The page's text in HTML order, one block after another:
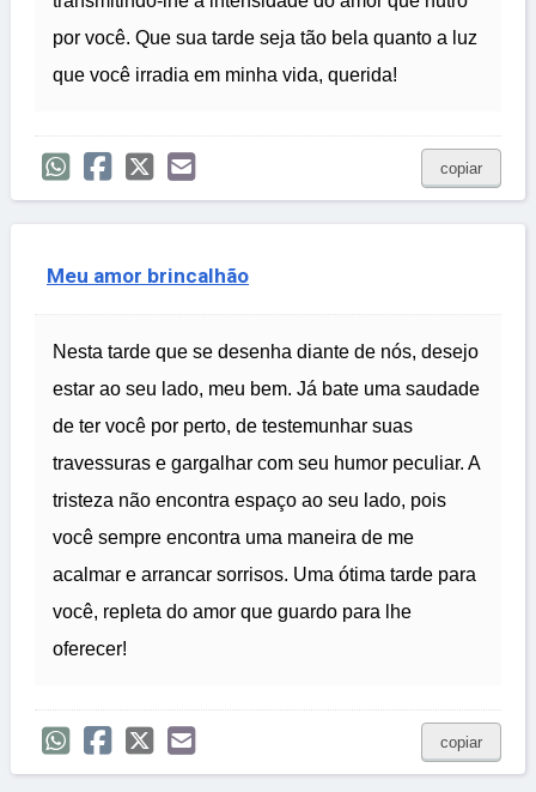
por você. Que sua tarde seja tão bela quanto a luz
que você irradia em minha vida, querida!
copiar
Meu amor brincalhão
Nesta tarde que se desenha diante de nós, desejo
estar ao seu lado, meu bem. Já bate uma saudade
de ter você por perto, de testemunhar suas
travessuras e gargalhar com seu humor peculiar. A
tristeza não encontra espaço ao seu lado, pois
você sempre encontra uma maneira de me
acalmar e arrancar sorrisos. Uma ótima tarde para
você, repleta do amor que guardo para lhe
oferecer!
copiar